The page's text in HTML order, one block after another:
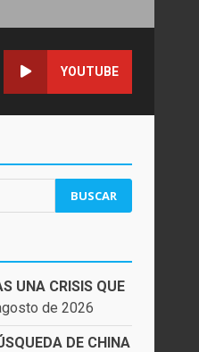
YOUTUBE
UNA CRISIS QUE
de 2026
DE CHINA